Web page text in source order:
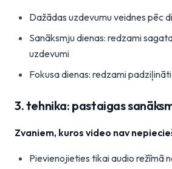
Dažādas uzdevumu veidnes pēc
Sanāksmju dienas: redzami
uzdevumi
Fokusa dienas: redzami
3. tehnika: pastaigas
Zvaniem, kuros video nav
Pievienojieties tikai audio režīmā